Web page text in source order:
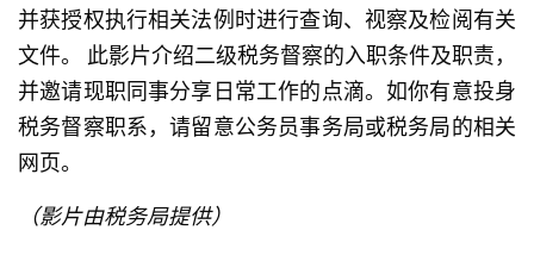
并获授权执行相关法例时进行查询、视察及检阅有关
文件。 此影片介绍二级税务督察的入职条件及职责，
并邀请现职同事分享日常工作的点滴。如你有意投身
税务督察职系，请留意公务员事务局或税务局的相关
网页。
（影片由税务局提供）